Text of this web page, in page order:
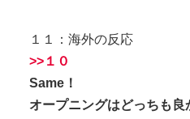
１１：海外の反応
>>１０
Same！
オープニングはどっちも